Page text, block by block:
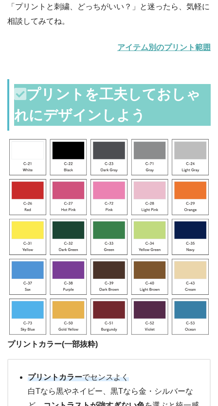
「プリントと刺繍、どっちがいい？」と迷ったら、気軽に
相談してみてね。
アイテム別のプリント範囲
プリントを工夫しておしゃ
れにデザインしよう
プリントカラー(一部抜粋)
プリントカラーでセンスよく
白Tなら黒やネイビー、黒Tなら金・シルバーな